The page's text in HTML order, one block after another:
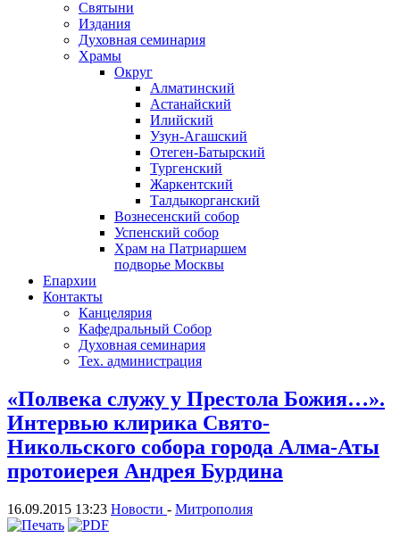
Святыни
Издания
Духовная семинария
Храмы
Округ
Алматинский
Астанайский
Илийский
Узун-Агашский
Отеген-Батырский
Тургенский
Жаркентский
Талдыкорганский
Вознесенский собор
Успенский собор
Храм на Патриаршем
подворье Москвы
Епархии
Контакты
Канцелярия
Кафедральный Собор
Духовная семинария
Тех. администрация
«Полвека служу у Престола Божия…».
Интервью клирика Свято-
Никольского собора города Алма-Аты
протоиерея Андрея Бурдина
16.09.2015 13:23 Новости - Митрополия